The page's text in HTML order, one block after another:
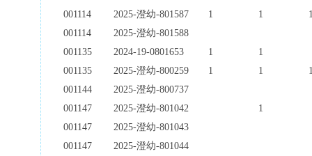
001114
2025-澄幼-801587 1 1
001114
2025-澄幼-801588
001135
2024-19-0801653 1
1
001135
2025-澄幼-800259 1 1
001144
2025-澄幼-800737
001147
2025-澄幼-801042
1
001147
2025-澄幼-801043
001147
2025-澄幼-801044